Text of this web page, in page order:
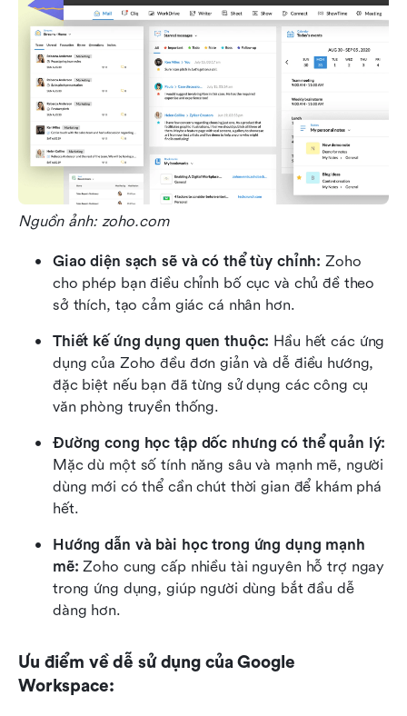
Nguồn ảnh: zoho.com
Giao diện sạch sẽ và có thể tùy chỉnh: Zoho
cho phép bạn điều chỉnh bố cục và chủ đề theo
sở thích, tạo cảm giác cá nhân hơn.
Thiết kế ứng dụng quen thuộc: Hầu hết các ứng
dụng của Zoho đều đơn giản và dễ điều hướng,
đặc biệt nếu bạn đã từng sử dụng các công cụ
văn phòng truyền thống.
Đường cong học tập dốc nhưng có thể quản lý:
Mặc dù một số tính năng sâu và mạnh mẽ, người
dùng mới có thể cần chút thời gian để khám phá
hết.
Hướng dẫn và bài học trong ứng dụng mạnh
mẽ: Zoho cung cấp nhiều tài nguyên hỗ trợ ngay
trong ứng dụng, giúp người dùng bắt đầu dễ
dàng hơn.
Ưu điểm về dễ sử dụng của Google
Workspace: